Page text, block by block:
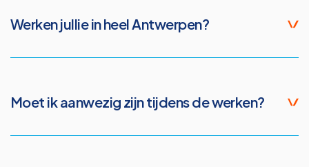
Werken jullie in heel Antwerpen?
Moet ik aanwezig zijn tijdens de werken?